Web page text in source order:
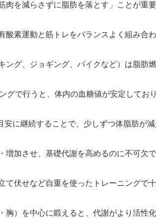
肉を減らさずに脂肪を落とす」ことが重要
酸素運動と筋トレをバランスよく組み合わ
ング、ジョギング、バイクなど）は脂肪
グで行うと、体内の血糖値が安定してお
に継続することで、少しずつ体脂肪が減
増加させ、基礎代謝を高めるのに不可欠で
て伏せなど自重を使ったトレーニングで
胸）を中心に鍛えると、代謝がより活性化